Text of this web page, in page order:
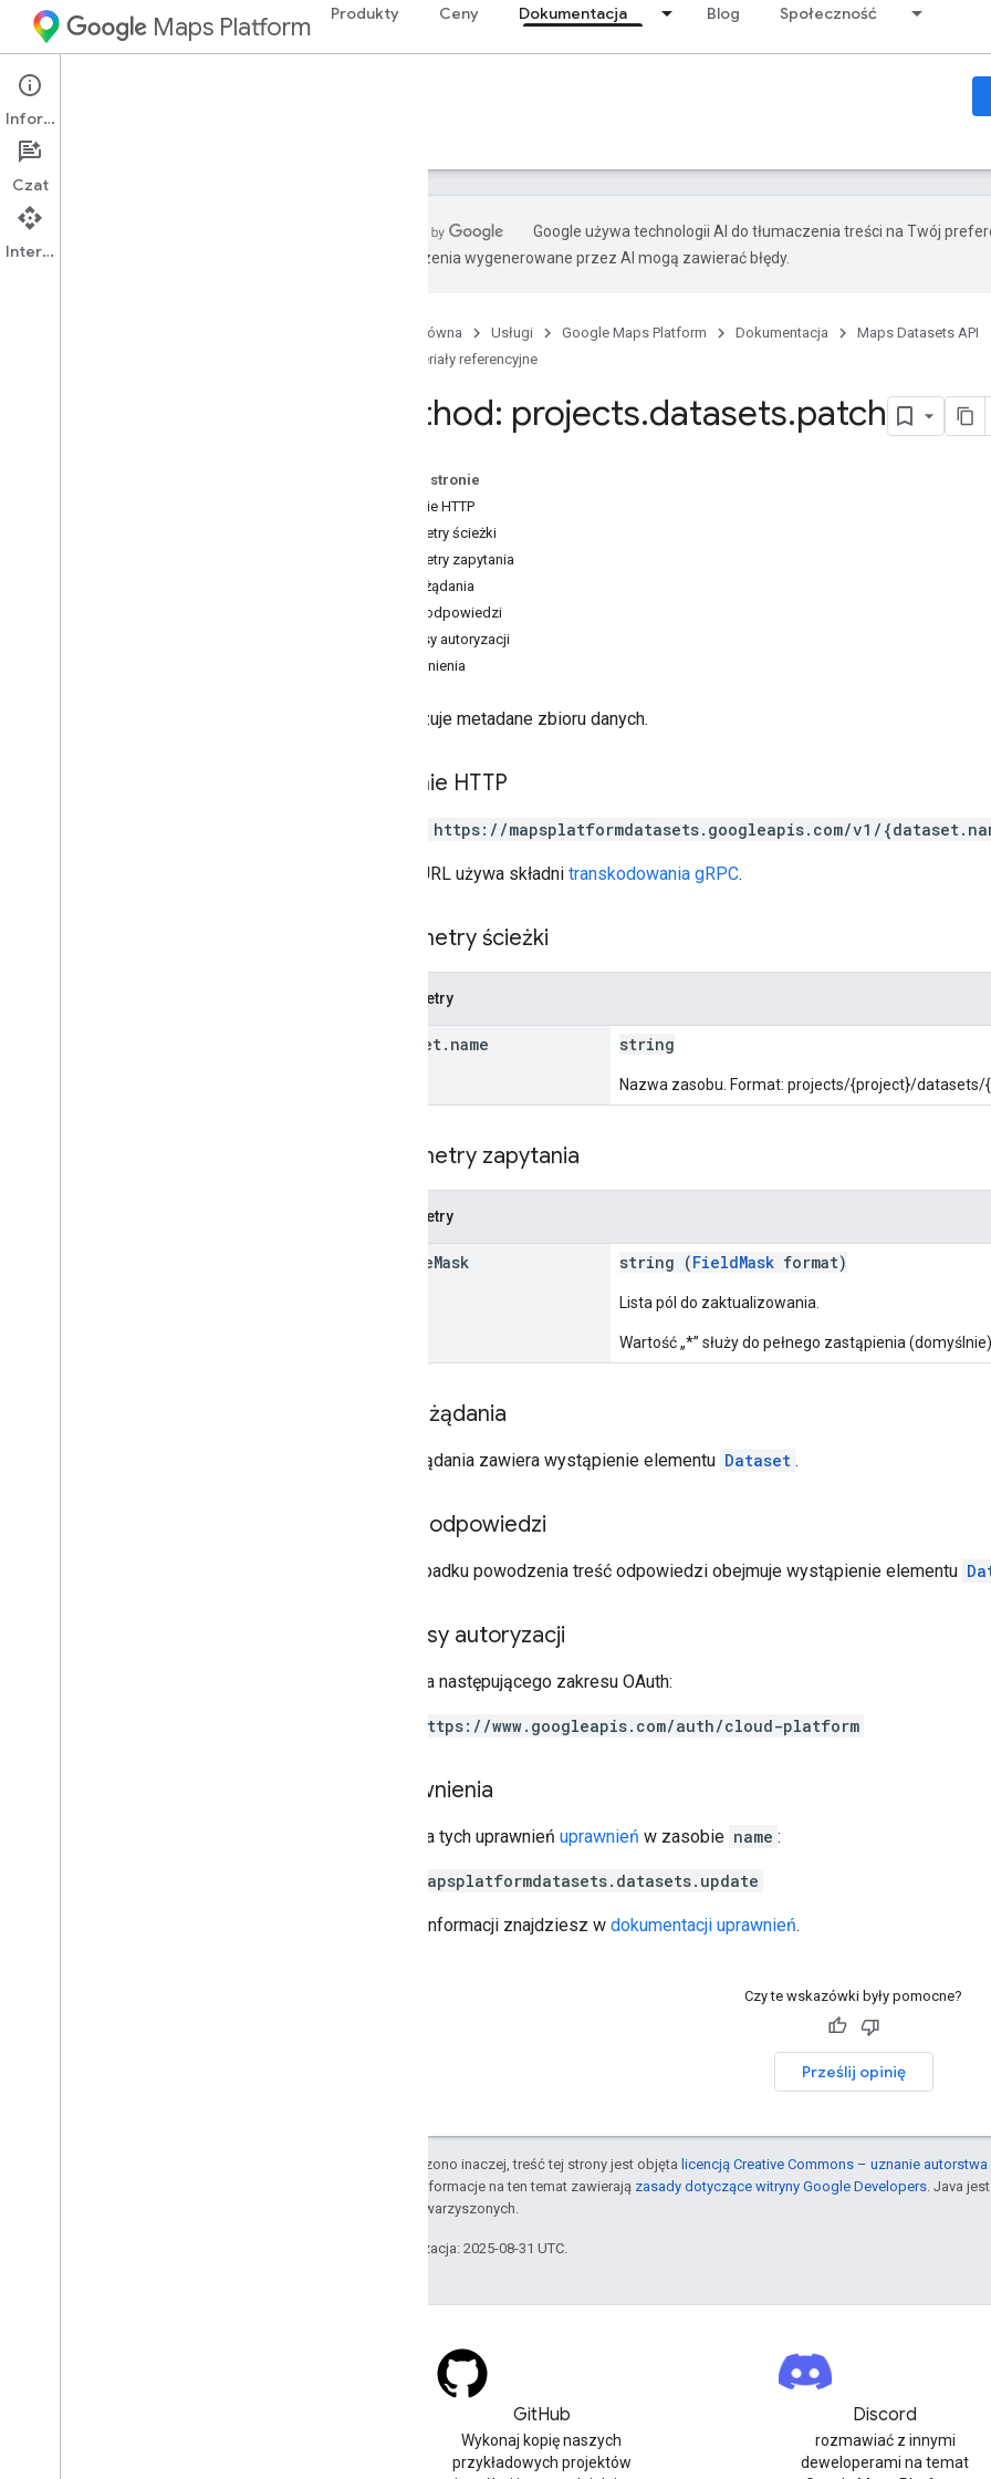
Maps Platform Produkty Ceny Dokumentacja Blog Społeczność
Maps Datasets API
Przewodniki
Google używa technologii AI do tłumaczenia treści na Twój
Tłumaczenia wygenerowane przez AI mogą zawierać błędy.
Strona główna Usługi Google Maps Platform Dokumentacja
Maps Datasets API
Materiały referencyjne
Method: projects.datasets.patch
Na tej stronie
Żądanie HTTP
Parametry ścieżki
Parametry zapytania
Treść żądania
Treść odpowiedzi
Zakresy autoryzacji
Uprawnienia
Aktualizuje metadane zbioru danych.
Żądanie HTTP
PATCH https://mapsplatformdatasets.googleapis.com/v1/
Adres URL używa składni transkodowania gRPC.
Parametry ścieżki
Parametry
dataset. name string
Nazwa zasobu. Format: projects/{project}/datasets/
Parametry zapytania
Parametry
updateMask string (FieldMask format)
Lista pól do zaktualizowania.
Wartość „*” służy do pełnego zastąpienia (domyślnie).
Treść żądania
Treść żądania zawiera wystąpienie elementu Dataset .
Treść odpowiedzi
W przypadku powodzenia treść odpowiedzi obejmuje wystąpienie elementu
Zakresy autoryzacji
Wymaga następującego zakresu OAuth:
https://www.googleapis.com/auth/cloud-platform
Uprawnienia
Wymaga tych uprawnień uprawnień w zasobie name :
mapsplatformdatasets.datasets.update
Więcej informacji znajdziesz w dokumentacji uprawnień.
Czy te wskazówki były pomocne?
Prześlij opinię
O ile nie stwierdzono inaczej, treść tej strony jest objęta licencją Creative Commons – uznanie autorstwa
Szczegółowe informacje na ten temat zawierają zasady dotyczące witryny Google Developers . Java
podmiotów stowarzyszonych.
Ostatnia aktualizacja: 2025-08-31 UTC.
GitHub
Wykonaj kopię naszych
przykładowych projektów
Discord
rozmawiać z innymi
deweloperami na temat
Informacje
Czat
Interfejs API